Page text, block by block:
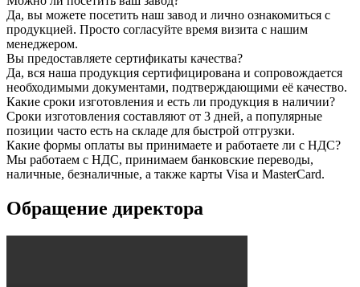
Да, вы можете посетить наш завод и лично ознакомиться с
продукцией. Просто согласуйте время визита с нашим
менеджером.
Вы предоставляете сертификаты качества?
Да, вся наша продукция сертифицирована и сопровождается
необходимыми документами, подтверждающими её качество.
Какие сроки изготовления и есть ли продукция в наличии?
Сроки изготовления составляют от 3 дней, а популярные
позиции часто есть на складе для быстрой отгрузки.
Какие формы оплаты вы принимаете и работаете ли с НДС?
Мы работаем с НДС, принимаем банковские переводы,
наличные, безналичные, а также карты Visa и MasterCard.
Обращение директора